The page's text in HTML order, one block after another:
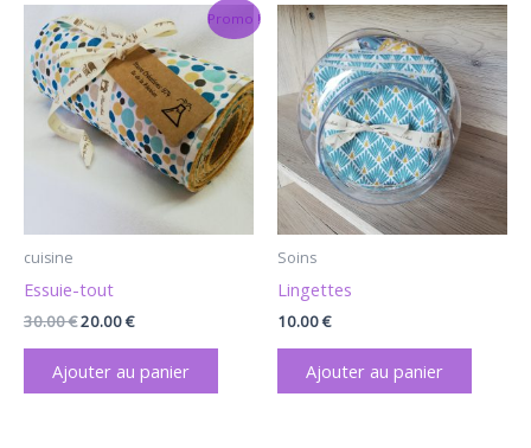
Promo !
cuisine
Essuie-tout
30.00€
Le
prix
initial
était :
30.00 €.
20.00€
prix
actuel
est :
20.00 €.
Ajouter au panier
Soins
Lingettes
10.00€
Ajouter au panier